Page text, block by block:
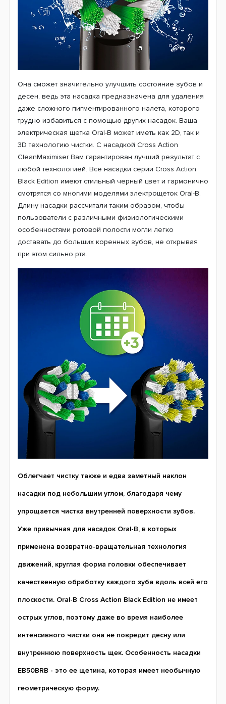
Она сможет значительно улучшить состояние зубов и
десен, ведь эта насадка предназначена для удаления
даже сложного пигментированного налета, которого
трудно избавиться с помощью других насадок. Ваша
электрическая щетка Oral-B может иметь как 2D, так и
3D технологию чистки. С насадкой Cross Action
CleanMaximiser Вам гарантирован лучший результат с
любой технологией. Все насадки серии Cross Action
Black Edition имеют стильный черный цвет и гармонично
смотрятся со многими моделями электрощеток Oral-B.
Длину насадки рассчитали таким образом, чтобы
пользователи с различными физиологическими
особенностями ротовой полости могли легко
доставать до больших коренных зубов, не открывая
при этом сильно рта.
Облегчает чистку также и едва заметный наклон
насадки под небольшим углом, благодаря чему
упрощается чистка внутренней поверхности зубов.
Уже привычная для насадок Oral-B, в которых
применена возвратно-вращательная технология
движений, круглая форма головки обеспечивает
качественную обработку каждого зуба вдоль всей его
плоскости. Oral-B Cross Action Black Edition не имеет
острых углов, поэтому даже во время наиболее
интенсивного чистки она не повредит десну или
внутреннюю поверхность щек. Особенность насадки
EB50BRB - это ее щетина, которая имеет необычную
геометрическую форму.